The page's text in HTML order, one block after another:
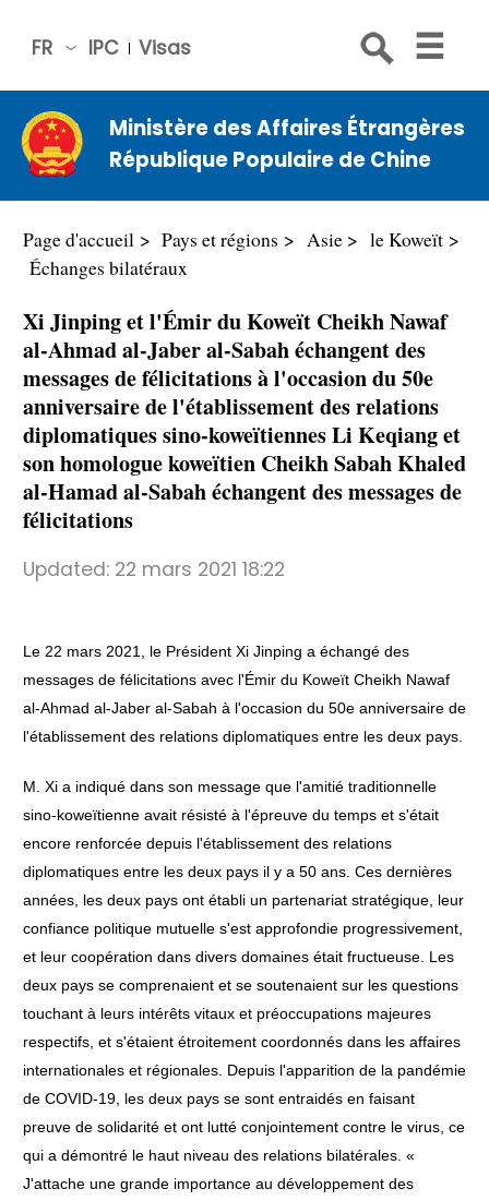
IPC Visas
FR
中文
Engli
sh
Русс
Espa
عربي
Ministère des Affaires Étrangères
République Populaire de Chine
Page d'accueil Pays et régions Asie
le Koweït
Échanges bilatéraux
Xi Jinping et l'Émir du Koweït Cheikh Nawaf
al-Ahmad al-Jaber al-Sabah échangent des
messages de félicitations à l'occasion du 50e
anniversaire de l'établissement des relations
diplomatiques sino-koweïtiennes Li Keqiang et
son homologue koweïtien Cheikh Sabah Khaled
al-Hamad al-Sabah échangent des messages de
félicitations
Updated: 22 mars 2021 18:22
Le 22 mars 2021, le Président Xi Jinping a échangé des
messages de félicitations avec l'Émir du Koweït Cheikh Nawaf
al-Ahmad al-Jaber al-Sabah à l'occasion du 50e anniversaire de
l'établissement des relations diplomatiques entre les deux pays.
M. Xi a indiqué dans son message que l'amitié traditionnelle
sino-koweïtienne avait résisté à l'épreuve du temps et s'était
encore renforcée depuis l'établissement des relations
diplomatiques entre les deux pays il y a 50 ans. Ces dernières
années, les deux pays ont établi un partenariat stratégique, leur
confiance politique mutuelle s'est approfondie progressivement,
et leur coopération dans divers domaines était fructueuse. Les
deux pays se comprenaient et se soutenaient sur les questions
touchant à leurs intérêts vitaux et préoccupations majeures
respectifs, et s'étaient étroitement coordonnés dans les affaires
internationales et régionales. Depuis l'apparition de la pandémie
de COVID-19, les deux pays se sont entraidés en faisant
preuve de solidarité et ont lutté conjointement contre le virus, ce
qui a démontré le haut niveau des relations bilatérales. «
J'attache une grande importance au développement des